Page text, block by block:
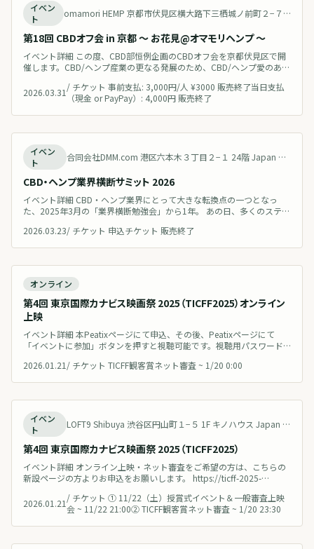
イベン
ト
omamori HEMP 京都市伏見区横大路下三栖城ノ前町２−７ Japan 地図を見る
第18回 CBDオフ会 in 京都 〜 お花見@オマモリヘンプ 〜
イベント詳細 この度、CBD部恒例企画のCBDオフ会を京都伏見区で開
催します。CBD/ヘンプ産業の更なる発展のため、CBD/ヘンプ愛のある
の交流会です。 CBD初心者の方も歓迎です！第18回目のCBDオフ会開
催となりますが、これまでのCBDオフ会を通じて、新たなコラボ連携
2026.03.31 / チケット 事前支払: 3,000円/人 ¥3000 販売終了当日支払
（現金 or PayPay）: 4,000円 販売終了
イベン
ト
合同会社DMM.com 港区六本木３丁目２−１ 24階 Japan 地図を見る
CBD・ヘンプ業界横断サミット 2026
イベント詳細 CBD・ヘンプ業界にとって大きな転換点の一つとなっ
た、2025年3月の「業界横断勉強会」から1年。 あの日、多くのステー
に「JCF（日本カンナビノイド関連団体連盟）」の発足に至りました。
に動き、ど
2026.03.23/ チケット 申込チケット 販売終了
オンライン
第4回 東京国際カナビス映画祭 2025（TICFF2025）オンライン
上映
イベント詳細 本Peatixページにて申込、その後、Peatixページにて
「イベントに参加」ボタンを押すと視聴可能です。視聴用パスワード
（TICFF）です🌿世界のカナビスをテーマにした、多彩な作品と世界観
2026.01.21 / チケット TICFF観客賞ネット審査 ~ 1/20 0:00
イベン
ト
LOFT9 Shibuya 渋谷区円山町１−５ 1F キノハウス Japan 地図を見る
第4回 東京国際カナビス映画祭 2025（TICFF2025）
イベント詳細 オンライン上映・ネット審査をご希望の方は、こちらの
新設ページの方よりお申込をお願いします。 https://ticff-2025-
Peatixメッセージ機能にて視聴方法をご案内しておりますのでご確認く
ださい。 -------------------------- 世界9か国から集まったエントリー作品の
2026.01.21 / チケット ① 11/22（土）授賞式イベント＆一般審査上映
会 ~ 11/22 21:00② TICFF観客賞ネット審査 ~ 1/20 23:30